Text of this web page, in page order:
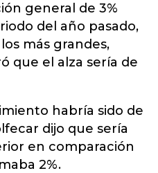
general de 3%
del año pasado,
más grandes,
que el alza sería de
habría sido de
dijo que sería
en comparación
2%.